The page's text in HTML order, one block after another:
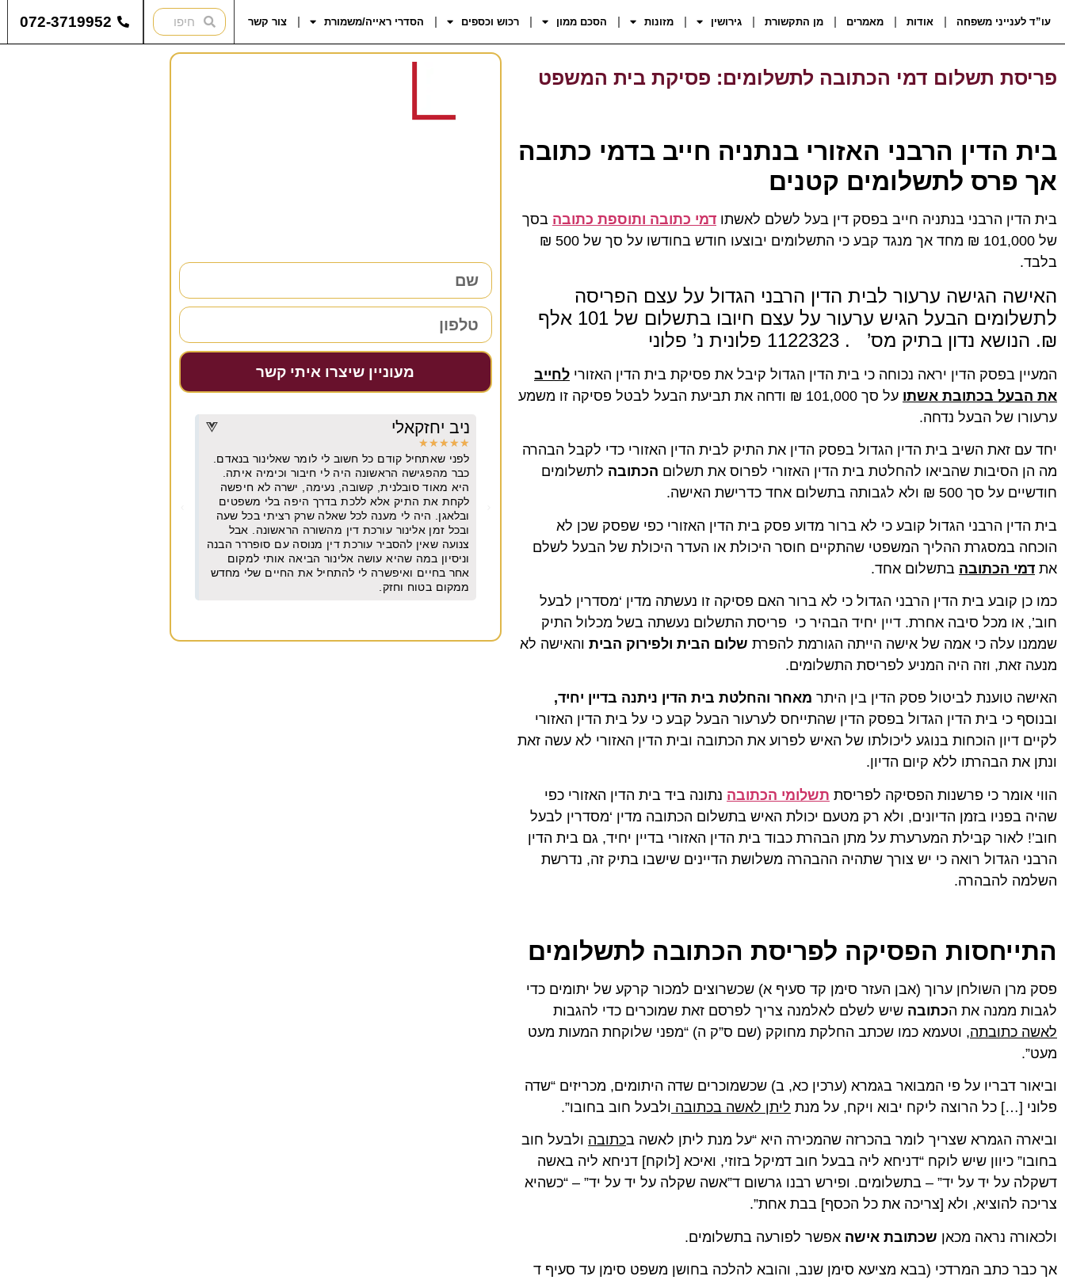
עו”ד לענייני משפחה אודות מאמרים מן התקשורת גירושין מזונות הסכם ממון רכוש וכספים הסדרי ראייה/משמורת צור קשר 072-3719952
פריסת תשלום דמי הכתובה לתשלומים: פסיקת בית המשפט
בית הדין הרבני האזורי בנתניה חייב בדמי כתובה
אך פרס לתשלומים קטנים
בית הדין הרבני בנתניה חייב בפסק דין בעל לשלם לאשתו דמי כתובה ותוספת כתובה בסך
של 101,000 ₪ מחד אך מנגד קבע כי התשלומים יבוצעו חודש בחודשו על סך של 500 ₪
בלבד.
האישה הגישה ערעור לבית הדין הרבני הגדול על עצם הפריסה
לתשלומים הבעל הגיש ערעור על עצם חיובו בתשלום של 101 אלף
₪. הנושא נדון בתיק מס’ . 1122323 פלונית נ’ פלוני
המעיין בפסק הדין יראה נכוחה כי בית הדין הגדול קיבל את פסיקת בית הדין האזורי לחייב
את הבעל בכתובת אשתו
על סך 101,000 ₪ ודחה את תביעת הבעל לבטל פסיקה זו משמע
ערעורו של הבעל נדחה.
יחד עם זאת השיב בית הדין הגדול בפסק הדין את התיק לבית הדין האזורי כדי לקבל הבהרה
מה הן הסיבות שהביאו להחלטת בית הדין האזורי לפרוס את תשלום הכתובה לתשלומים
חודשיים על סך 500 ₪ ולא לגבותה בתשלום אחד כדרישת האישה.
בית הדין הרבני הגדול קובע כי לא ברור מדוע פסק בית הדין האזורי כפי שפסק שכן לא
הוכחה במסגרת ההליך המשפטי שהתקיים חוסר היכולת או העדר היכולת של הבעל לשלם
את דמי הכתובה בתשלום אחד.
כמו כן קובע בית הדין הרבני הגדול כי לא ברור האם פסיקה זו נעשתה מדין ‘מסדרין לבעל
חוב’, או מכל סיבה אחרת. דיין יחיד הבהיר כי פריסת התשלום נעשתה בשל מכלול התיק
שממנו עלה כי אמה של אישה הייתה הגורמת להפרת שלום הבית ולפירוק הבית והאישה לא
מנעה זאת, וזה היה המניע לפריסת התשלומים.
האישה טוענת לביטול פסק הדין בין היתר מאחר והחלטת בית הדין ניתנה בדיין יחיד,
ובנוסף כי בית הדין הגדול בפסק הדין שהתייחס לערעור הבעל קבע כי על בית הדין האזורי
לקיים דיון הוכחות בנוגע ליכולתו של האיש לפרוע את הכתובה ובית הדין האזורי לא עשה זאת
ונתן את הבהרתו ללא קיום הדיון.
הווי אומר כי פרשנות הפסיקה לפריסת תשלומי הכתובה נתונה ביד בית הדין האזורי כפי
שהיה בפניו בזמן הדיונים, ולא רק מטעם יכולת האיש בתשלום הכתובה מדין ‘מסדרין לבעל
חוב’! לאור קבילת המערערת על מתן הבהרת כבוד בית הדין האזורי בדיין יחיד, גם בית הדין
הרבני הגדול רואה כי יש צורך שתהיה ההבהרה משלושת הדיינים שישבו בתיק זה, נדרשת
השלמה להבהרה.
התייחסות הפסיקה לפריסת הכתובה לתשלומים
פסק מרן השולחן ערוך (אבן העזר סימן קד סעיף א) שכשרוצים למכור קרקע של יתומים כדי
לגבות ממנה את הכתובה שיש לשלם לאלמנה צריך לפרסם זאת שמוכרים כדי להגבות
לאשה כתובתה, וטעמא כמו שכתב החלקת מחוקק (שם ס”ק ה) “מפני שלוקחת המעות מעט
מעט”.
וביאור דבריו על פי המבואר בגמרא (ערכין כא, ב) שכשמוכרים שדה היתומים, מכריזים “שדה
פלוני […] כל הרוצה ליקח יבוא ויקח, על מנת ליתן לאשה בכתובה ולבעל חוב בחובו”.
וביארה הגמרא שצריך לומר בהכרזה שהמכירה היא “על מנת ליתן לאשה בכתובה ולבעל חוב
בחובו” כיוון שיש לוקח “דניחא ליה בבעל חוב דמיקל בזוזי, ואיכא [לוקח] דניחא ליה באשה
דשקלה על יד על יד” – בתשלומים. ופירש רבנו גרשום ד”אשה שקלה על יד על יד” – “כשהיא
צריכה להוציא, ולא [צריכה את כל הכסף] בבת אחת”.
ולכאורה נראה מכאן שכתובת אישה אפשר לפורעה בתשלומים.
אך כבר כתב המרדכי (בבא מציעא סימן שנב, והובא להלכה בחושן משפט סימן עד סעיף ד
מעוניין שיצרו איתי קשר
אביחי ש.
★
★
★
★
★
עו"ד עם נשמה טובה. עזרה לי במספר עניינים מגוונים
במשך השנים בנאמנות, במסירות ובמקצועיות. חוץ
מזה, היא מאוד חביבה, נגישה וחמודה.
★
★
★
★
★
לפני שאתחיל קודם כל חשוב לי לומר שאלינור בנאדם.
כבר מהפגישה הראשונה היה לי חיבור וכימיה איתה.
היא מאוד סובלנית, קשובה, נעימה, ישרה לא חיפשה
לקחת את התיק אלא ללכת בדרך היפה בלי משפטים
ובלאגן. היה לי מענה לכל שאלה שרק רציתי בכל שעה
ובכל זמן אלינור עורכת דין מהשורה הראשונה. אבל
צנועה שאין להסביר עורכת דין מנוסה עם סופררר הבנה
יובל גולדברגר
★
★
★
★
★
משרד מצוין. מקצועי מיומן וישר עם ניסיון של עשרות
שנים